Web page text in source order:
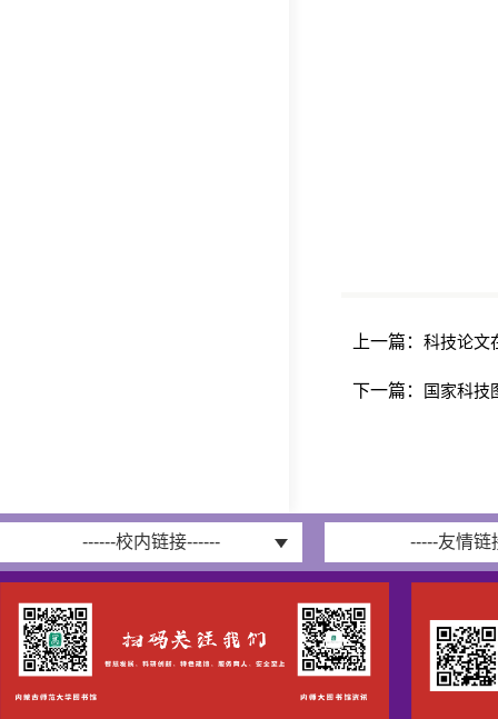
上一篇： 科技论文
下一篇： 国家科技
------校内链接------ -----友情链